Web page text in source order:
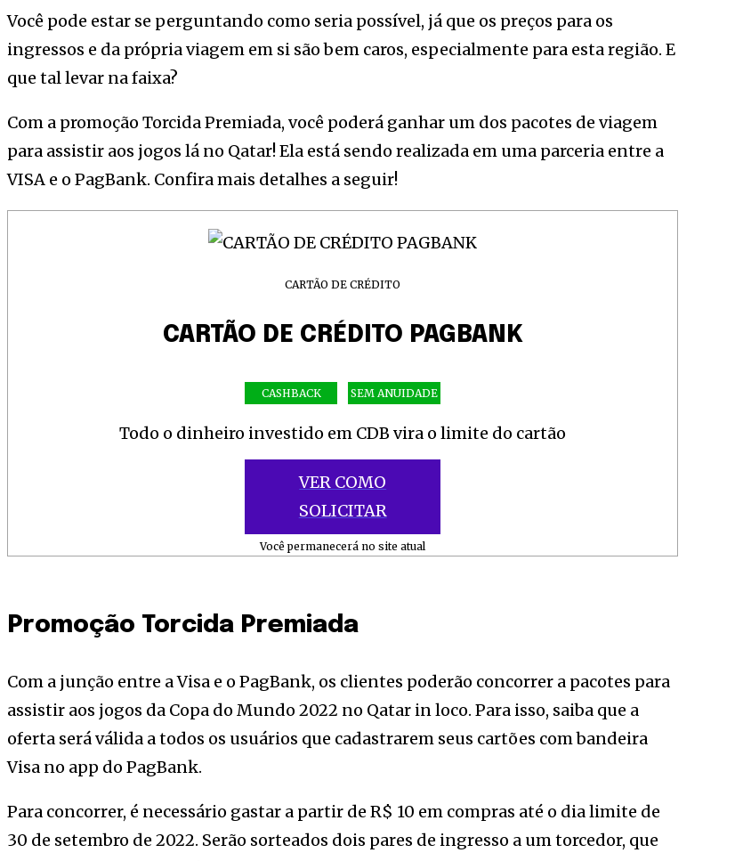
Você pode estar se perguntando como seria possível, já que os preços para os
ingressos e da própria viagem em si são bem caros, especialmente para esta região. E
que tal levar na faixa?
Com a promoção Torcida Premiada, você poderá ganhar um dos pacotes de viagem
para assistir aos jogos lá no Qatar! Ela está sendo realizada em uma parceria entre a
VISA e o PagBank. Confira mais detalhes a seguir!
CARTÃO DE CRÉDITO
CARTÃO DE CRÉDITO PAGBANK
CASHBACK SEM ANUIDADE
Todo o dinheiro investido em CDB vira o limite do cartão
VER COMO
SOLICITAR
Você permanecerá no site atual
Promoção Torcida Premiada
Com a junção entre a Visa e o PagBank, os clientes poderão concorrer a pacotes para
assistir aos jogos da Copa do Mundo 2022 no Qatar in loco. Para isso, saiba que a
oferta será válida a todos os usuários que cadastrarem seus cartões com bandeira
Visa no app do PagBank.
Para concorrer, é necessário gastar a partir de R$ 10 em compras até o dia limite de
30 de setembro de 2022. Serão sorteados dois pares de ingresso a um torcedor, que